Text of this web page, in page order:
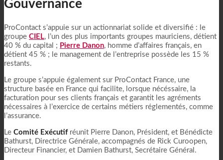
Gouvernance
ProContact s’appuie sur un actionnariat solide et diversifié : le
groupe CIEL, l’un des plus importants groupes mauriciens, détient
40 % du capital ; Pierre Danon, homme d’affaires français, en
détient 45 % ; le management de l’entreprise possède les 15 %
restants.
Le groupe s’appuie également sur ProContact France, une
structure basée en France qui facilite, lorsque nécéssaire, la
facturation pour ses clients français et garantit les agréments
nécessaires à l’exercice de certains métiers réglementés, comme
l’assurance.
Le Comité Exécutifréunit Pierre Danon, Président, et Bénédicte
Bathurst, Directrice Générale, accompagnés de Rick Curoopen,
Directeur Financier, et Damien Bathurst, Secrétaire Général.